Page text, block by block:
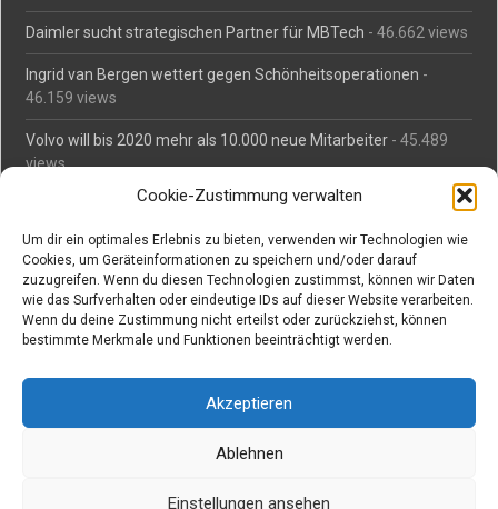
Cookie-Zustimmung verwalten
Um dir ein optimales Erlebnis zu bieten, verwenden wir Technologien wie
Cookies, um Geräteinformationen zu speichern und/oder darauf
zuzugreifen. Wenn du diesen Technologien zustimmst, können wir Daten
wie das Surfverhalten oder eindeutige IDs auf dieser Website verarbeiten.
Wenn du deine Zustimmung nicht erteilst oder zurückziehst, können
bestimmte Merkmale und Funktionen beeinträchtigt werden.
Akzeptieren
Ablehnen
Einstellungen ansehen
Daimler sucht strategischen Partner für MBTech - 46.662 views
Ingrid van Bergen wettert gegen Schönheitsoperationen -
46.159 views
Volvo will bis 2020 mehr als 10.000 neue Mitarbeiter - 45.489
views
Mäßiges Interesse an Daimlers MBtech- 44.713 views
O-Ton: Wer muss Schaden für abgedriftete Silvesterraketen
zahlen? - 42.372 views
Kollegengespräch: Urteile zum Grillen- 42.063 views
Suchen bei Vorabs